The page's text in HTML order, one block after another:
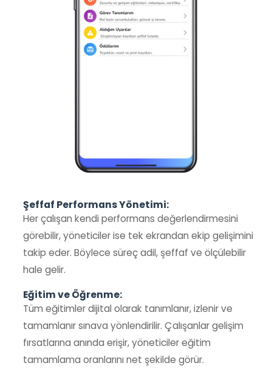
Şeffaf Performans Yönetimi:
Her çalışan kendi performans değerlendirmesini
görebilir, yöneticiler ise tek ekrandan ekip gelişimini
takip eder. Böylece süreç adil, şeffaf ve ölçülebilir
hale gelir.
Eğitim ve Öğrenme:
Tüm eğitimler dijital olarak tanımlanır, izlenir ve
tamamlanır sınava yönlendirilir. Çalışanlar gelişim
fırsatlarına anında erişir, yöneticiler eğitim
tamamlama oranlarını net şekilde görür.